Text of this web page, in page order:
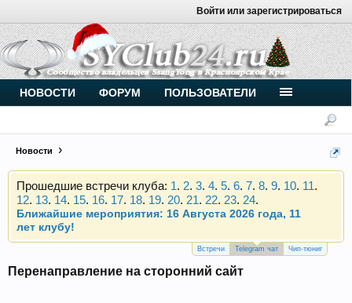
Войти или зарегистрироваться
Новости
Внимание, новые участники нашего клуба!
Основное общение происходит вTelegram-чате.
Присоединяйтесь.
Чип-тюнинг (прошивка) дизелей от
Vahmurka
12.13.14.15.16.17.18.19.20.21.22.23.24.
Ближайшие мероприятия: 16 Августа 2026 года, 11
лет клубу!
Внимание, новые участники нашего клуба!
Основное общение происходит вTelegram-чате.
Чип-тюнинг (прошивка) дизелей от
Встречи Telegram чат Чип-тюниг
Перенаправление на сторонний сайт
НОВОСТИ ФОРУМ ПОЛЬЗОВАТЕЛИ